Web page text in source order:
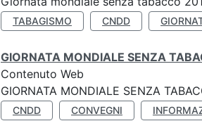
TABAGISMO CNDD
GIORNATA MONDIALE SENZA
Contenuto Web
GIORNATA MONDIALE SENZA
CNDD CONVEGNI